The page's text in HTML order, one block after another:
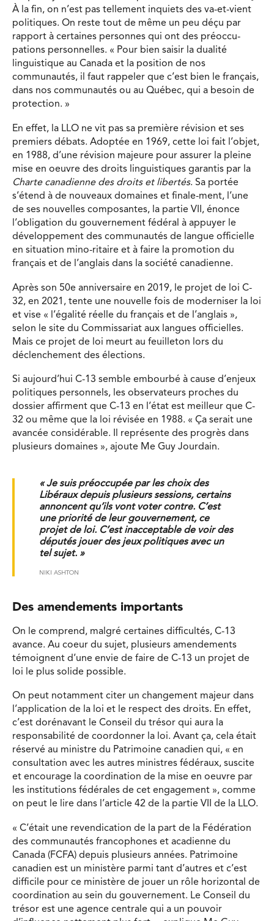
À la fin, on n’est pas tellement inquiets des va-et-vient
politiques. On reste tout de même un peu déçu par
rapport à certaines personnes qui ont des préoccu-
pations personnelles. « Pour bien saisir la dualité
linguistique au Canada et la position de nos
communautés, il faut rappeler que c’est bien le français,
dans nos communautés ou au Québec, qui a besoin de
protection. »
En effet, la LLO ne vit pas sa première révision et ses
premiers débats. Adoptée en 1969, cette loi fait l’objet,
en 1988, d’une révision majeure pour assurer la pleine
mise en oeuvre des droits linguistiques garantis par la
Charte canadienne des droits et libertés. Sa portée
s’étend à de nouveaux domaines et finale-ment, l’une
de ses nouvelles composantes, la partie VII, énonce
l’obligation du gouvernement fédéral à appuyer le
développement des communautés de langue officielle
en situation mino-ritaire et à faire la promotion du
français et de l’anglais dans la société canadienne.
Après son 50e anniversaire en 2019, le projet de loi C-
32, en 2021, tente une nouvelle fois de moderniser la loi
et vise « l’égalité réelle du français et de l’anglais »,
selon le site du Commissariat aux langues officielles.
Mais ce projet de loi meurt au feuilleton lors du
déclenchement des élections.
Si aujourd’hui C-13 semble embourbé à cause d’enjeux
politiques personnels, les observateurs proches du
dossier affirment que C-13 en l’état est meilleur que C-
32 ou même que la loi révisée en 1988. « Ça serait une
avancée considérable. Il représente des progrès dans
plusieurs domaines », ajoute Me Guy Jourdain.
« Je suis préoccupée par les choix des
Libéraux depuis plusieurs sessions, certains
annoncent qu’ils vont voter contre. C’est
une priorité de leur gouvernement, ce
projet de loi. C’est inacceptable de voir des
députés jouer des jeux politiques avec un
tel sujet. »
NIKI ASHTON
Des amendements importants
On le comprend, malgré certaines difficultés, C-13
avance. Au coeur du sujet, plusieurs amendements
témoignent d’une envie de faire de C-13 un projet de
loi le plus solide possible.
On peut notamment citer un changement majeur dans
l’application de la loi et le respect des droits. En effet,
c’est dorénavant le Conseil du trésor qui aura la
responsabilité de coordonner la loi. Avant ça, cela était
réservé au ministre du Patrimoine canadien qui, « en
consultation avec les autres ministres fédéraux, suscite
et encourage la coordination de la mise en oeuvre par
les institutions fédérales de cet engagement », comme
on peut le lire dans l’article 42 de la partie VII de la LLO.
« C’était une revendication de la part de la Fédération
des communautés francophones et acadienne du
Canada (FCFA) depuis plusieurs années. Patrimoine
canadien est un ministère parmi tant d’autres et c’est
difficile pour ce ministère de jouer un rôle horizontal de
coordination au sein du gouvernement. Le Conseil du
trésor est une agence centrale qui a un pouvoir